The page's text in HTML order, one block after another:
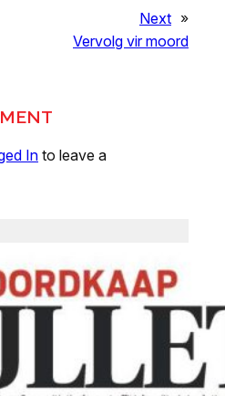
Next »
Vervolg vir moord
In to leave a